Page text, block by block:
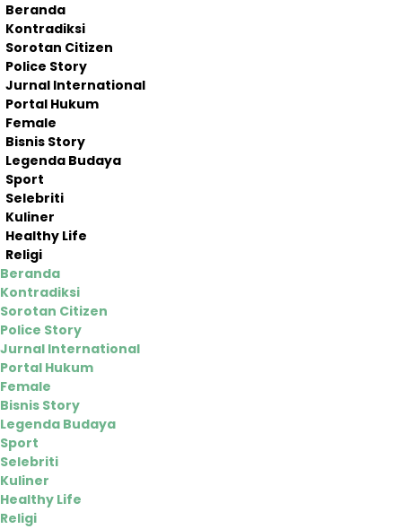
Beranda
Kontradiksi
Sorotan Citizen
Police Story
Jurnal International
Portal Hukum
Female
Bisnis Story
Legenda Budaya
Sport
Selebriti
Kuliner
Healthy Life
Religi
Beranda
Kontradiksi
Sorotan Citizen
Police Story
Jurnal International
Portal Hukum
Female
Bisnis Story
Legenda Budaya
Sport
Selebriti
Kuliner
Healthy Life
Religi